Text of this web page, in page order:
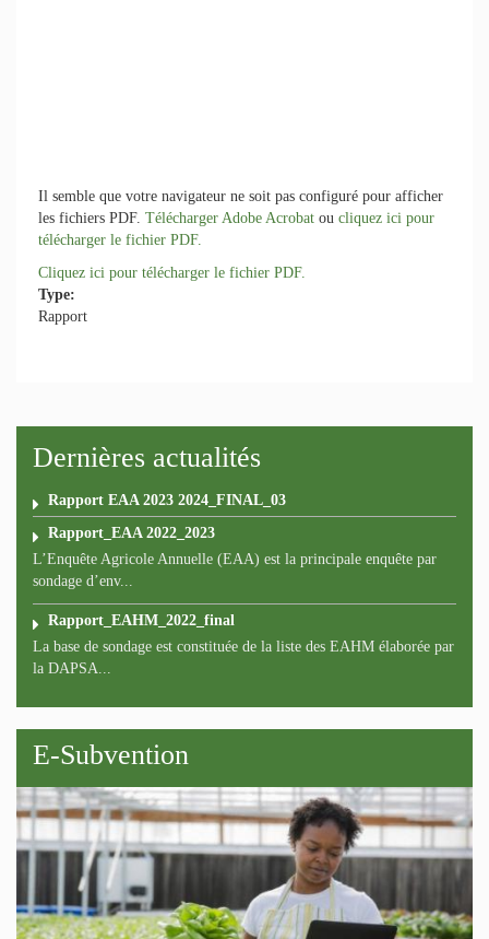
Il semble que votre navigateur ne soit pas configuré pour afficher
les fichiers PDF. Télécharger Adobe Acrobat ou cliquez ici pour
télécharger le fichier PDF.
Cliquez ici pour télécharger le fichier PDF.
Type:
Rapport
Dernières actualités
Rapport EAA 2023 2024_FINAL_03
Rapport_EAA 2022_2023
L’Enquête Agricole Annuelle (EAA) est la principale enquête par
sondage d’env...
Rapport_EAHM_2022_final
La base de sondage est constituée de la liste des EAHM élaborée par
la DAPSA...
E-Subvention